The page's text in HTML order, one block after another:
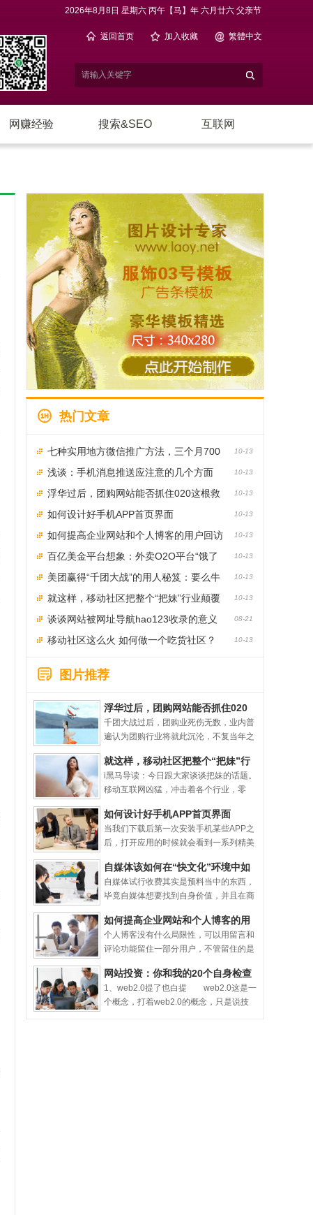
2026年8月8日 星期六 丙午【马】年 六月廿六 父亲节
返回首页 加入收藏 繁體中文
网赚经验 搜索&SEO 互联网
热门文章
10-13
七种实用地方微信推广方法，三个月700
0粉丝的秘诀
10-13
浅谈：手机消息推送应注意的几个方面
10-13
浮华过后，团购网站能否抓住020这根救
命稻草顺利转型？
10-13
如何设计好手机APP首页界面
10-13
如何提高企业网站和个人博客的用户回访
率
10-13
百亿美金平台想象：外卖O2O平台“饿了
么”如何实现半年10倍增速？
10-13
美团赢得“千团大战”的用人秘笈：要么牛
逼，要么滚蛋
10-13
就这样，移动社区把整个“把妹”行业颠覆
了！
08-21
谈谈网站被网址导航hao123收录的意义
和作用
10-13
移动社区这么火 如何做一个吃货社区？
图片推荐
浮华过后，团购网站能否抓住020
这根救命稻草顺利转型？
千团大战过后，团购业死伤无数，业内普
遍认为团购行业将就此沉沦，不复当年之
势抓住了这根救命稻草。从字面上理解，
O2O简直就是为团购而生的。只不过团购
借势O2O弯道超
就这样，移动社区把整个“把妹”行
业颠覆了！
i黑马导读：今日跟大家谈谈把妹的话题。
移动互联网凶猛，冲击着各个行业，零
样，从约会到结婚一条龙服务，都在进行
深刻地变革。在创业家9月刊中，一共整
合了70多
如何设计好手机APP首页界面
当我们下载后第一次安装手机某些APP之
后，打开应用的时候就会看到一系列精美
机APP首页是我们开始使用APP之前用来
引导我们去使用的界面，这个界面可以告
诉我们这款A
自媒体该如何在“快文化”环境中如
鱼得水
自媒体试行收费其实是预料当中的东西，
毕竟自媒体想要找到自身价值，并且在商
种比较好的方式。既能保证质量，也能给
予自己动力，何乐而不为。自从松松博客
率先推出VIP阅读群
如何提高企业网站和个人博客的用
户回访率
个人博客没有什么局限性，可以用留言和
评论功能留住一部分用户，不管留住的是
一般都能够轻易留住一部分用户;可是企业
网站要想抓住回头用户就有点难度了，毕
竟企业网站的局限性
网站投资：你和我的20个自身检查
1、web2.0提了也白提 web2.0这是一
个概念，打着web2.0的概念，只是说技